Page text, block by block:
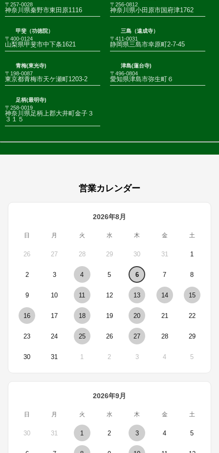
〒257-0028
神奈川県秦野市東田原1116
〒256-0812
神奈川県小田原市国府津1762
甲斐（功徳院）
〒400-0124
山梨県甲斐市中下条1621
三島（遠成寺）
〒411-0031
静岡県三島市幸原町2-7-45
青梅(東光寺)
〒198-0087
東京都青梅市天ケ瀬町1203-2
津島(蓮台寺)
〒496-0804
愛知県津島市弥生町６
足柄(最明寺)
〒258-0019
神奈川県足柄上郡大井町金子３
３１５
営業カレンダー
2026年8月
日 月 火 水 木 金 土
26 27 28 29 30 31 1
2 3 4 5 6 7 8
9 10 11 12 13 14 15
16 17 18 19 20 21 22
23 24 25 26 27 28 29
30 31 1 2 3 4 5
2026年9月
日 月 火 水 木 金 土
30 31 1 2 3 4 5